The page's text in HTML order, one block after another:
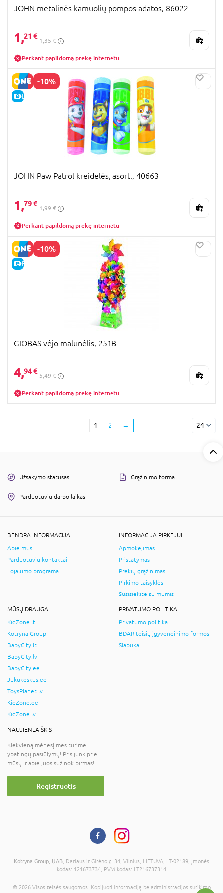
JOHN metalinės kamuolių pompos adatos, 86022
1,21 €
1,35 €
Perkant papildomą prekę internetu
-10%
E-KAINA
JOHN Paw Patrol kreidelės, asort., 40663
1,79 €
1,99 €
Perkant papildomą prekę internetu
-10%
E-KAINA
GIOBAS vėjo malūnėlis, 251B
4,94 €
5,49 €
Perkant papildomą prekę internetu
1 2 → 24
Užsakymo statusas Grąžinimo forma
Parduotuvių darbo laikas
BENDRA INFORMACIJA
Apie mus
Parduotuvių kontaktai
Lojalumo programa
INFORMACIJA PIRKĖJUI
Apmokėjimas
Pristatymas
Prekių grąžinimas
Pirkimo taisyklės
Susisiekite su mumis
MŪSŲ DRAUGAI
KidZone.lt
Kotryna Group
BabyCity.lt
BabyCity.lv
BabyCity.ee
Jukukeskus.ee
ToysPlanet.lv
KidZone.ee
KidZone.lv
PRIVATUMO POLITIKA
Privatumo politika
BDAR teisių įgyvendinimo formos
Slapukai
NAUJIENLAIŠKIS
Kiekvieną mėnesį mes turime
ypatingų pasiūlymų! Prisijunk prie
mūsų ir apie juos sužinok pirmas!
Registruotis
Kotryna Group, UAB , Dariaus ir Girėno g. 34, Vilnius, LIETUVA, LT-02189, Įmonės
kodas: 121673734, PVM kodas: LT216737314
© 2026 Visos teisės saugomos. Kopijuoti informaciją be administracijos sutikimo